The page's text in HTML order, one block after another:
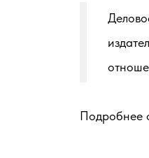
Подробнее